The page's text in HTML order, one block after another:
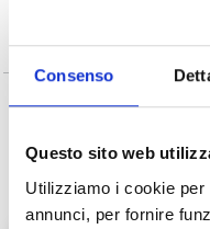
Consenso
Questo sito web
Utilizziamo i cookie
annunci, per fornire
Tutti gli anni